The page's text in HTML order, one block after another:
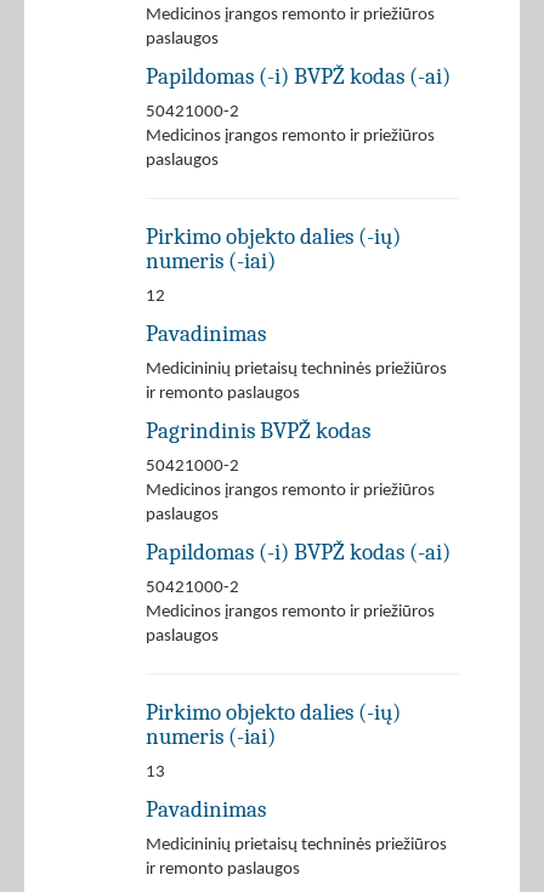
Medicinos įrangos remonto ir priežiūros
paslaugos
Papildomas (-i) BVPŽ kodas (-ai)
50421000-2
Medicinos įrangos remonto ir priežiūros
paslaugos
Pirkimo objekto dalies (-ių)
numeris (-iai)
12
Pavadinimas
Medicininių prietaisų techninės priežiūros
ir remonto paslaugos
Pagrindinis BVPŽ kodas
50421000-2
Medicinos įrangos remonto ir priežiūros
paslaugos
Papildomas (-i) BVPŽ kodas (-ai)
50421000-2
Medicinos įrangos remonto ir priežiūros
paslaugos
Pirkimo objekto dalies (-ių)
numeris (-iai)
13
Pavadinimas
Medicininių prietaisų techninės priežiūros
ir remonto paslaugos